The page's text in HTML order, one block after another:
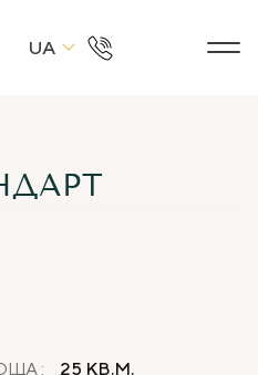
UA
:
25 КВ.М.